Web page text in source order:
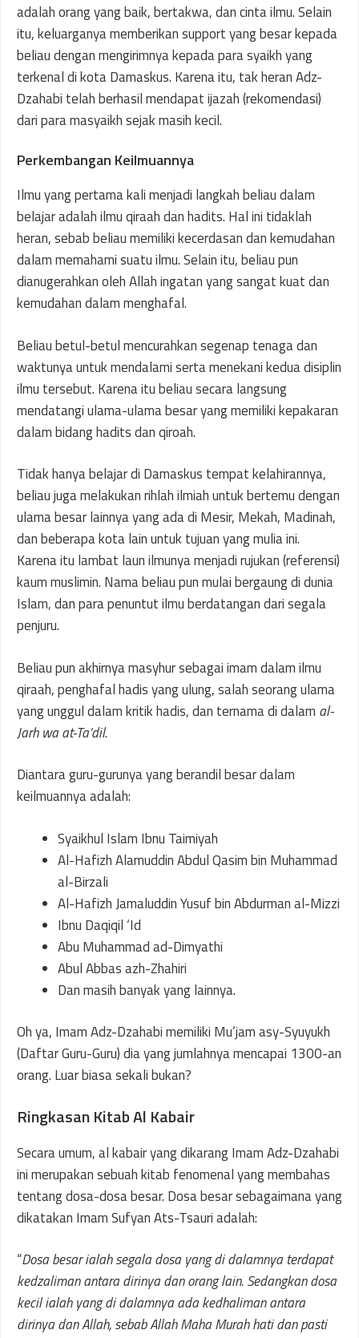
adalah orang yang baik, bertakwa, dan cinta ilmu. Selain
itu, keluarganya memberikan support yang besar kepada
beliau dengan mengirimnya kepada para syaikh yang
terkenal di kota Damaskus. Karena itu, tak heran Adz-
Dzahabi telah berhasil mendapat ijazah (rekomendasi)
dari para masyaikh sejak masih kecil.
Perkembangan Keilmuannya
Ilmu yang pertama kali menjadi langkah beliau dalam
belajar adalah ilmu qiraah dan hadits. Hal ini tidaklah
heran, sebab beliau memiliki kecerdasan dan kemudahan
dalam memahami suatu ilmu. Selain itu, beliau pun
dianugerahkan oleh Allah ingatan yang sangat kuat dan
kemudahan dalam menghafal.
Beliau betul-betul mencurahkan segenap tenaga dan
waktunya untuk mendalami serta menekani kedua disiplin
ilmu tersebut. Karena itu beliau secara langsung
mendatangi ulama-ulama besar yang memiliki kepakaran
dalam bidang hadits dan qiroah.
Tidak hanya belajar di Damaskus tempat kelahirannya,
beliau juga melakukan rihlah ilmiah untuk bertemu dengan
ulama besar lainnya yang ada di Mesir, Mekah, Madinah,
dan beberapa kota lain untuk tujuan yang mulia ini.
Karena itu lambat laun ilmunya menjadi rujukan (referensi)
kaum muslimin. Nama beliau pun mulai bergaung di dunia
Islam, dan para penuntut ilmu berdatangan dari segala
penjuru.
Beliau pun akhirnya masyhur sebagai imam dalam ilmu
qiraah, penghafal hadis yang ulung, salah seorang ulama
yang unggul dalam kritik hadis, dan ternama di dalam al-
Jarh wa at-Ta’dil.
Diantara guru-gurunya yang berandil besar dalam
keilmuannya adalah:
Syaikhul Islam Ibnu Taimiyah
Al-Hafizh Alamuddin Abdul Qasim bin Muhammad
al-Birzali
Al-Hafizh Jamaluddin Yusuf bin Abdurman al-Mizzi
Ibnu Daqiqil ‘Id
Abu Muhammad ad-Dimyathi
Abul Abbas azh-Zhahiri
Dan masih banyak yang lainnya.
Oh ya, Imam Adz-Dzahabi memiliki Mu’jam asy-Syuyukh
(Daftar Guru-Guru) dia yang jumlahnya mencapai 1300-an
orang. Luar biasa sekali bukan?
Ringkasan Kitab Al Kabair
Secara umum, al kabair yang dikarang Imam Adz-Dzahabi
ini merupakan sebuah kitab fenomenal yang membahas
tentang dosa-dosa besar. Dosa besar sebagaimana yang
dikatakan Imam Sufyan Ats-Tsauri adalah:
“Dosa besar ialah segala dosa yang di dalamnya terdapat
kedzaliman antara dirinya dan orang lain. Sedangkan dosa
kecil ialah yang di dalamnya ada kedhaliman antara
dirinya dan Allah, sebab Allah Maha Murah hati dan pasti